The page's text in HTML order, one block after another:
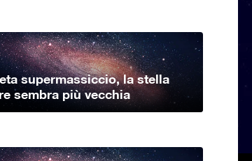
supermassiccio, la stella
sembra più vecchia